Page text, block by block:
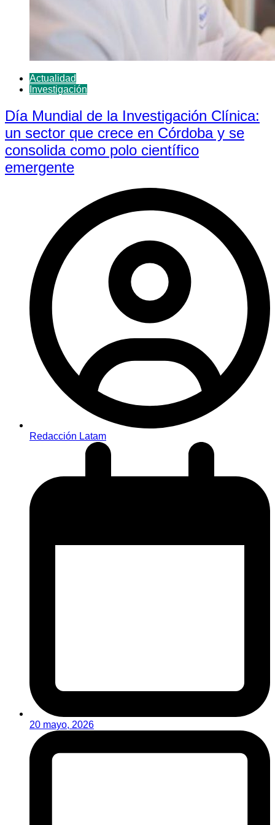
Actualidad
Investigación
Día Mundial de la Investigación Clínica:
un sector que crece en Córdoba y se
consolida como polo científico
emergente
Redacción Latam
20 mayo, 2026